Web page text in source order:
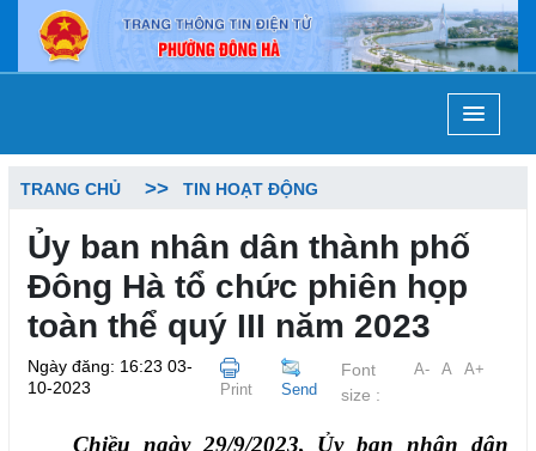
TRANG CHỦ TIN HOẠT ĐỘNG
Ủy ban nhân dân thành phố
Đông Hà tổ chức phiên họp
toàn thể quý III năm 2023
Ngày đăng: 16:23 03-
10-2023
Print Send
Font
size :
A- A A+
Chiều ngày 29/9/2023, Ủy ban nhân dân